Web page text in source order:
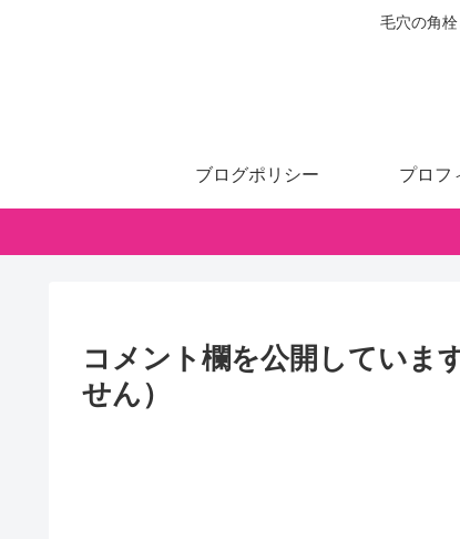
毛穴の角
ブログポリシー プロフ
コメント欄を公開していま
せん）